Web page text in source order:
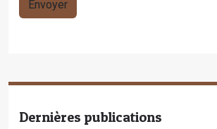
Dernières publications